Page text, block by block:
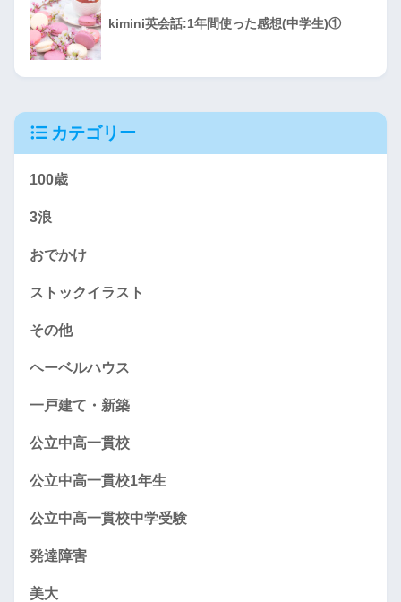
kimini英会話:1年間使った感想(中学生)①
カテゴリー
100歳
3浪
おでかけ
ストックイラスト
その他
ヘーベルハウス
一戸建て・新築
公立中高一貫校
公立中高一貫校1年生
公立中高一貫校中学受験
発達障害
美大